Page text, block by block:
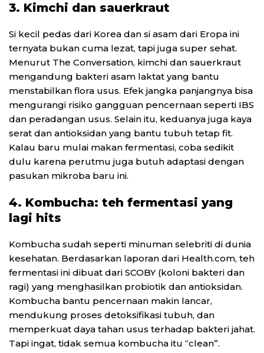
3. Kimchi dan sauerkraut
Si kecil pedas dari Korea dan si asam dari Eropa ini
ternyata bukan cuma lezat, tapi juga super sehat.
Menurut The Conversation, kimchi dan sauerkraut
mengandung bakteri asam laktat yang bantu
menstabilkan flora usus. Efek jangka panjangnya bisa
mengurangi risiko gangguan pencernaan seperti IBS
dan peradangan usus. Selain itu, keduanya juga kaya
serat dan antioksidan yang bantu tubuh tetap fit.
Kalau baru mulai makan fermentasi, coba sedikit
dulu karena perutmu juga butuh adaptasi dengan
pasukan mikroba baru ini.
4. Kombucha: teh fermentasi yang
lagi hits
Kombucha sudah seperti minuman selebriti di dunia
kesehatan. Berdasarkan laporan dari Health.com, teh
fermentasi ini dibuat dari SCOBY (koloni bakteri dan
ragi) yang menghasilkan probiotik dan antioksidan.
Kombucha bantu pencernaan makin lancar,
mendukung proses detoksifikasi tubuh, dan
memperkuat daya tahan usus terhadap bakteri jahat.
Tapi ingat, tidak semua kombucha itu “clean”.